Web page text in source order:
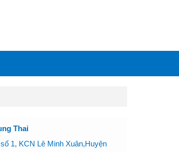
Thai
1, KCN Lê Minh Xuân,Huyện